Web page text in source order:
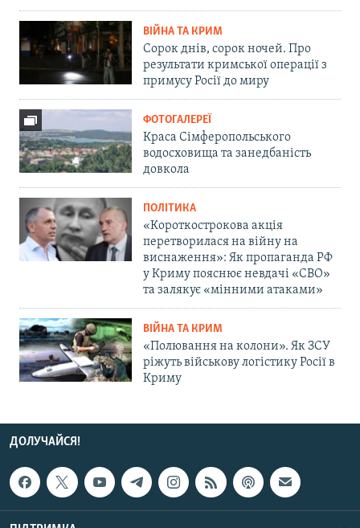
ВІЙНА ТА КРИМ
Сорок днів, сорок ночей. Про
результати кримської операції з
примусу Росії до миру
ФОТОГАЛЕРЕЇ
Краса Сімферопольського
водосховища та занедбаність
довкола
ПОЛІТИКА
«Короткострокова акція
перетворилася на війну на
виснаження»: Як пропаганда РФ
у Криму пояснює невдачі «СВО»
та залякує «мінними атаками»
ВІЙНА ТА КРИМ
«Полювання на колони». Як ЗСУ
ріжуть військову логістику Росії в
Криму
ДОЛУЧАЙСЯ!